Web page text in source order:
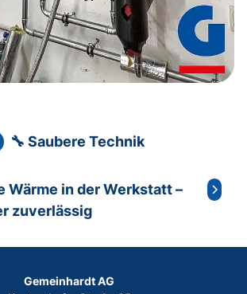
🔧 Saubere Technik
Wärme in der Werkstatt –
zuverlässig
Gemeinhardt AG